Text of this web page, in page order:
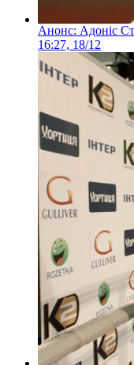
Анонс: Адоніс
16:27, 18/12